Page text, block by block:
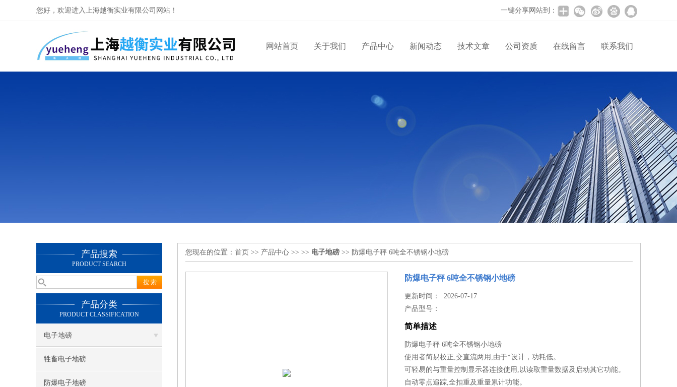
您好，欢迎进入上海越衡实业有限公司网站！ 一键分享网站到：
网站首页 关于我们 产品中心 新闻动态 技术文章 公司资质 在线留言 联系我们
产品搜索
PRODUCT SEARCH
产品分类
PRODUCT CLASSIFICATION
电子地磅
牲畜电子地磅
防爆电子地磅
您现在的位置： 首页 >> 产品中心 >> >> 电子地磅 >> 防爆电子秤 6吨全不锈钢小地磅
防爆电子秤 6吨全不锈钢小地磅
更新时间： 2026-07-17
产品型号：
简单描述
防爆电子秤 6吨全不锈钢小地磅
使用者简易校正,交直流两用,由于*设计，功耗低。
可轻易的与重量控制显示器连接使用,以读取重量数据及启动其它功能。
自动零点追踪,全扣重及重量累计功能。